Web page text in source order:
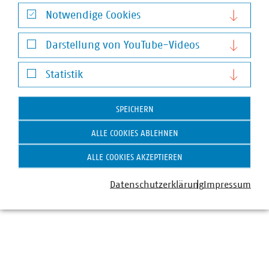
Victor Fröse
Senior-Fachgebietsleiter Regulierung
+49 170 8580195
froese(at)vku(dot)de
Notwendige Cookies
Notwendige Cookies
Darstellung von YouTube-Videos
Darstellung von YouTube-Videos
Statistik
Statistik
SPEICHERN
ALLE COOKIES ABLEHNEN
ALLE COOKIES AKZEPTIEREN
DatenschutzerklärungImpressum